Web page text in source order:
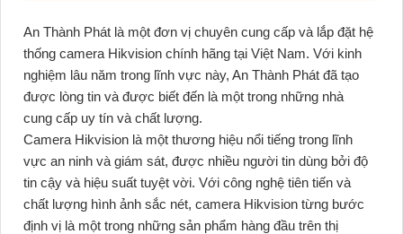
An Thành Phát là một đơn vị chuyên cung cấp và lắp đặt hệ
thống camera Hikvision chính hãng tại Việt Nam. Với kinh
nghiệm lâu năm trong lĩnh vực này, An Thành Phát đã tạo
được lòng tin và được biết đến là một trong những nhà
cung cấp uy tín và chất lượng.
Camera Hikvision là một thương hiệu nổi tiếng trong lĩnh
vực an ninh và giám sát, được nhiều người tin dùng bởi độ
tin cậy và hiệu suất tuyệt vời. Với công nghệ tiên tiến và
chất lượng hình ảnh sắc nét, camera Hikvision từng bước
định vị là một trong những sản phẩm hàng đầu trên thị